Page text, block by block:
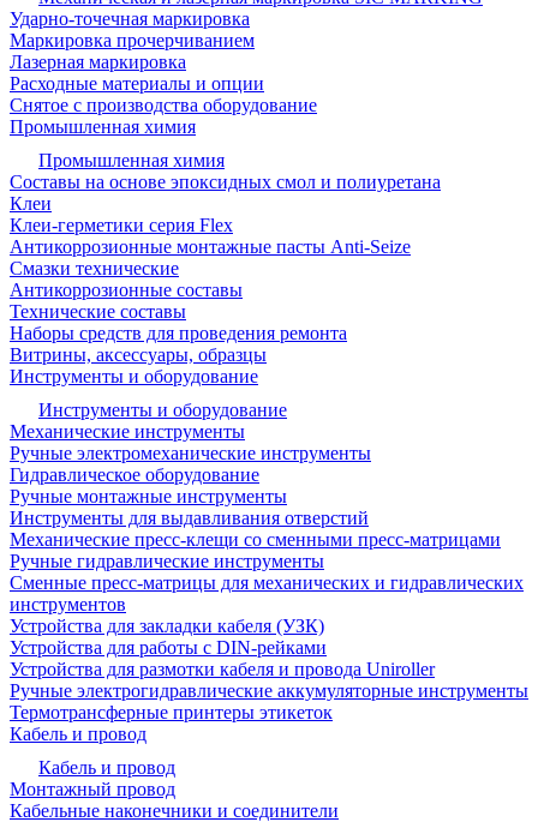
Ударно-точечная маркировка
Маркировка прочерчиванием
Лазерная маркировка
Расходные материалы и опции
Снятое с производства оборудование
Промышленная химия
Промышленная химия
Составы на основе эпоксидных смол и полиуретана
Клеи
Клеи-герметики серия Flex
Антикоррозионные монтажные пасты Anti-Seize
Смазки технические
Антикоррозионные составы
Технические составы
Наборы средств для проведения ремонта
Витрины, аксессуары, образцы
Инструменты и оборудование
Инструменты и оборудование
Механические инструменты
Ручные электромеханические инструменты
Гидравлическое оборудование
Ручные монтажные инструменты
Инструменты для выдавливания отверстий
Механические пресс-клещи со сменными пресс-матрицами
Ручные гидравлические инструменты
Сменные пресс-матрицы для механических и гидравлических
инструментов
Устройства для закладки кабеля (УЗК)
Устройства для работы с DIN-рейками
Устройства для размотки кабеля и провода Uniroller
Ручные электрогидравлические аккумуляторные инструменты
Термотрансферные принтеры этикеток
Кабель и провод
Кабель и провод
Монтажный провод
Кабельные наконечники и соединители